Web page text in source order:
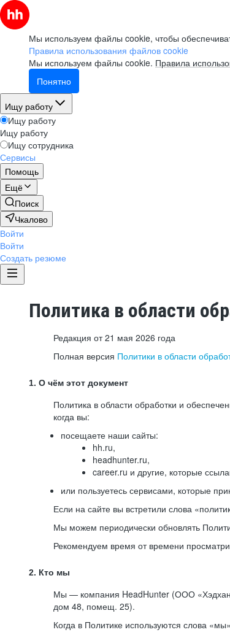
Мы используем файлы cookie, чтобы
Правила использования файлов cookie
Мы используем файлы cookie. Правила
Понятно
Ищу работу
Ищу работу
Ищу работу
Ищу сотрудника
Сервисы
Помощь
Ещё
Поиск
Чкалово
Войти
Войти
Создать резюме
Политика в области
Редакция от 21 мая 2026 года
Полная версия Политики в области
1. О чём этот документ
Политика в области обработки и
когда вы:
посещаете наши сайты:
hh.ru,
headhunter.ru,
career.ru и другие, которые
или пользуетесь сервисами, которые
Если на сайте вы встретили слова
Мы можем периодически обновлять
Рекомендуем время от времени
2. Кто мы
Мы — компания HeadHunter (ООО
дом 48, помещ. 25).
Когда в Политике используются слова